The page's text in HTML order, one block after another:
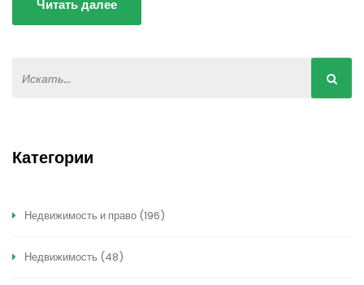
Читать далее
Категории
Недвижимость и право (196)
Недвижимость (48)